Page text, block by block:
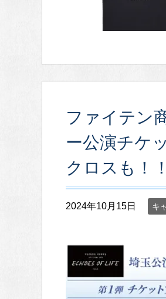
ファイテン
ー公演チケ
クロスも！！
2024年10月15日 キ